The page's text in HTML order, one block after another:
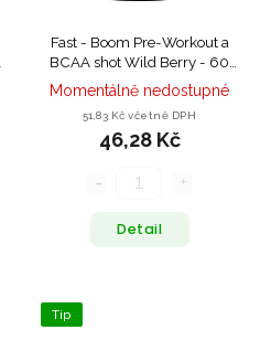
Fast - Boom Pre-Workout a
BCAA shot Wild Berry - 60
ml
Momentálně nedostupné
51,83 Kč včetně DPH
46,28 Kč
Detail
Tip